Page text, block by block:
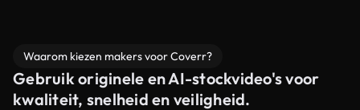
Waarom kiezen makers voor Coverr?
Gebruik originele en AI-stockvideo's voor
kwaliteit, snelheid en veiligheid.